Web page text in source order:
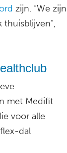
zijn. “We zijn
met Medifit
voor alle
dal